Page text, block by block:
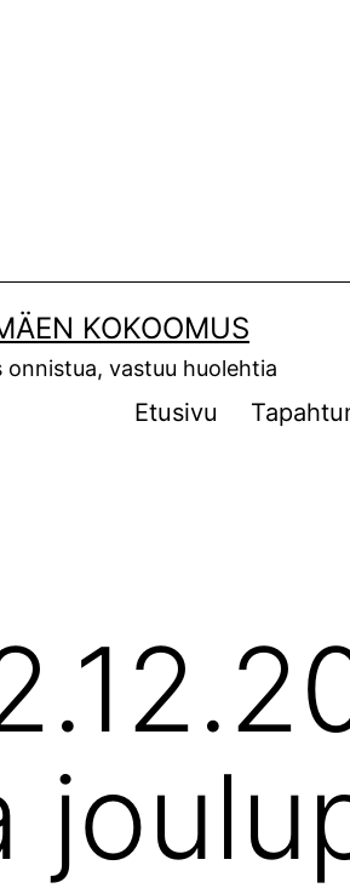
KOKOOMUS
onnistua, vastuu huolehtia
Etusivu